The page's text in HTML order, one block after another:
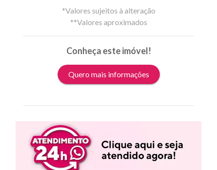
*Valores sujeitos à alteração
**Valores aproximados
Conheça este imóvel!
Quero mais informações